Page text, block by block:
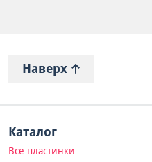
Наверх
Каталог
Все пластинки